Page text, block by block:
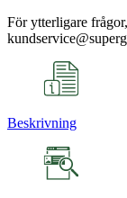
För ytterligare
Beskrivning